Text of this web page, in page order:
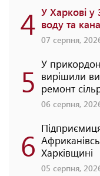
4 У Харкові у
воду та
07 серпня,
5 У
вирішили
ремонт
06 серпня,
6 Харківщині
05 серпня,